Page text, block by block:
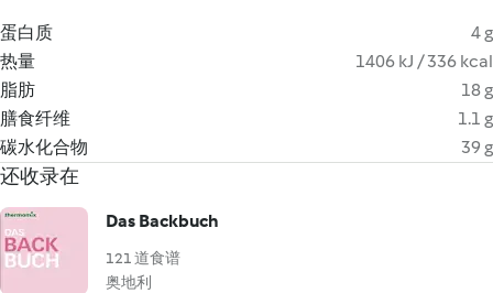
蛋白质
4 g
热量
1406 kJ / 336 kcal
脂肪
18 g
膳食纤维
1.1 g
碳水化合物
39 g
还收录在
Das Backbuch
121 道食谱
奥地利